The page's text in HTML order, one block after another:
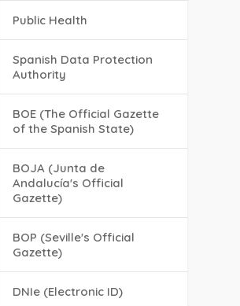
Public Health
Spanish Data Protection
Authority
BOE (The Official Gazette
of the Spanish State)
BOJA (Junta de
Andalucía's Official
Gazette)
BOP (Seville's Official
Gazette)
DNIe (Electronic ID)